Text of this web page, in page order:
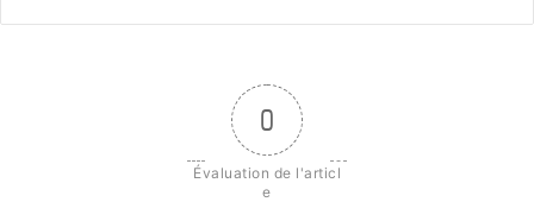
0
Évaluation de l'articl
e